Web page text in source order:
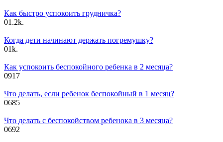
Как быстро успокоить грудничка?
01.2k.
Когда дети начинают держать погремушку?
01k.
Как успокоить беспокойного ребенка в 2 месяца?
0917
Что делать, если ребенок беспокойный в 1 месяц?
0685
Что делать с беспокойством ребенока в 3 месяца?
0692